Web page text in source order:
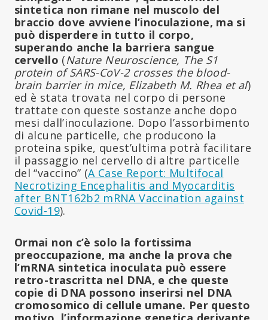
sintetica non rimane nel muscolo del
braccio dove avviene l’inoculazione, ma si
può disperdere in tutto il corpo,
superando anche la barriera sangue
cervello (Nature Neuroscience, The S1
protein of SARS-CoV-2 crosses the blood-
brain barrier in mice, Elizabeth M. Rhea et al)
ed è stata trovata nel corpo di persone
trattate con queste sostanze anche dopo
mesi dall’inoculazione. Dopo l’assorbimento
di alcune particelle, che producono la
proteina spike, quest’ultima potrà facilitare
il passaggio nel cervello di altre particelle
del “vaccino” (A Case Report: Multifocal
Necrotizing Encephalitis and Myocarditis
after BNT162b2 mRNA Vaccination against
Covid-19).
Ormai non c’è solo la fortissima
preoccupazione, ma anche la prova che
l’mRNA sintetica inoculata può essere
retro-trascritta nel DNA, e che queste
copie di DNA possono inserirsi nel DNA
cromosomico di cellule umane. Per questo